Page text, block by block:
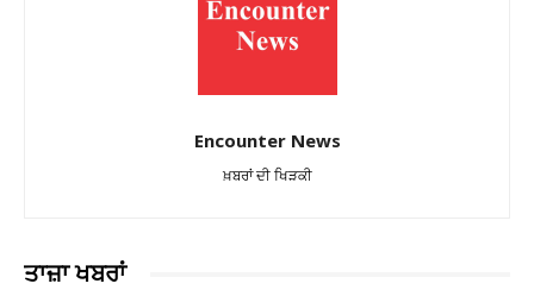
Encounter News
ਖ਼ਬਰਾਂ ਦੀ ਖਿੜਕੀ
ਤਾਜ਼ਾ ਖਬਰਾਂ